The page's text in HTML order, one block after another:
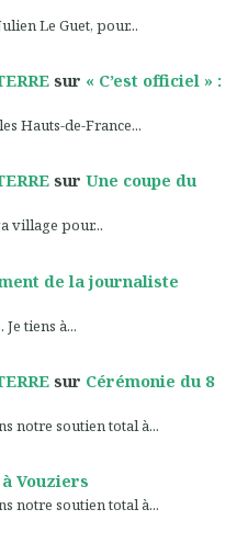
Le Guet, pour...
sur « C’est officiel » :
Hauts-de-France...
sur Une coupe du
village pour...
de la journaliste
tiens à...
sur Cérémonie du 8
notre soutien total à...
Vouziers
notre soutien total à...